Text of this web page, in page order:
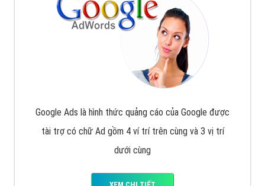
triển Website cho doanh nghiệp mình
. Đừng chần
chừ hãy nhấc máy lên và gọi ngay cho chúng tôi theo
Hotline: 0964 82 6644 (24/7) hoặc email:
để được tư vấn chuyên
sâu về giải pháp marketing hiệu quả cho doanh nghiệp